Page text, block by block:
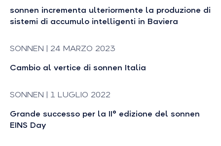
sonnen incrementa ulteriormente la produzione di
sistemi di accumulo intelligenti in Baviera
SONNEN | 24 MARZO 2023
Cambio al vertice di sonnen Italia
SONNEN | 1 LUGLIO 2022
Grande successo per la II° edizione del sonnen
EINS Day